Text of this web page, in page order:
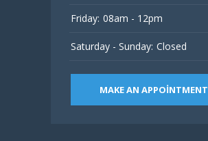
Friday: 08am - 12pm
Saturday - Sunday: Closed
MAKE AN APPOINTMENT